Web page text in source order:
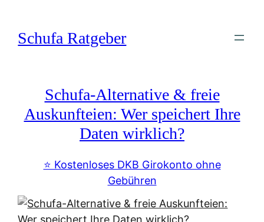
springen
Schufa Ratgeber
Schufa-Alternative & freie
Auskunfteien: Wer speichert Ihre
Daten wirklich?
⭐️ Kostenloses DKB Girokonto ohne
Gebühren